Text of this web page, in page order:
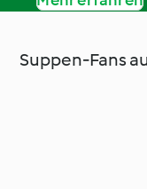
Suppen-Fans